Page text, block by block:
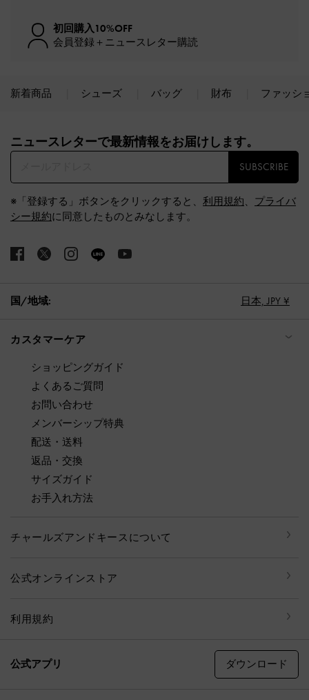
初回購入10%OFF
会員登録＋ニュースレター購読
新着商品 シューズ バッグ 財布 ファッシ
ニュースレターで最新情報をお届けします。​
SUBSCRIBE
※「登録する」ボタンをクリックすると、 利用規約、 プライバ
シー規約に同意したものとみなします。
国/地域: 日本, JPY ¥
カスタマーケア
ショッピングガイド
よくあるご質問
お問い合わせ
メンバーシップ特典
配送・送料
返品・交換
サイズガイド
お手入れ方法
チャールズアンドキースについて
公式オンラインストア
利用規約
公式アプリ ダウンロード